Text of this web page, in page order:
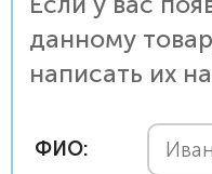
данному
написать их
ФИО: